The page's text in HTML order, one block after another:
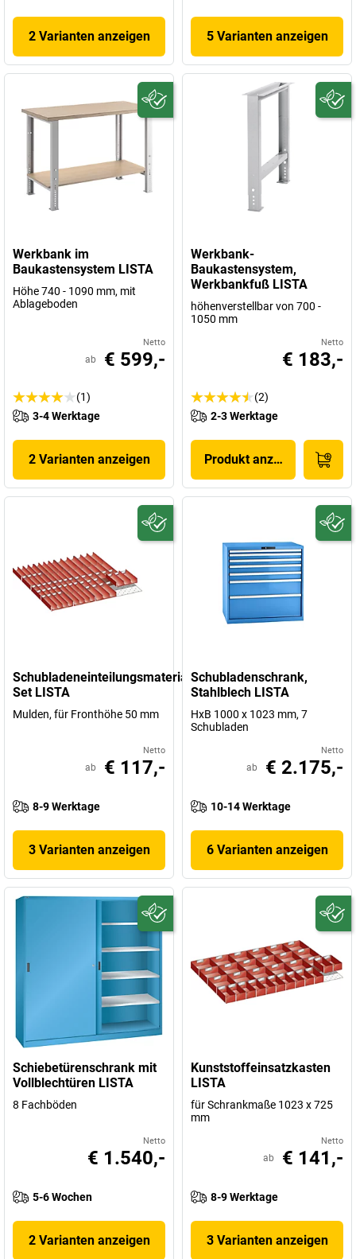
2 Varianten anzeigen 5 Varianten anzeigen
Werkbank im
Baukastensystem LISTA
Höhe 740 - 1090 mm, mit
Ablageboden
Netto
ab € 599,-
(1)
3-4 Werktage
2 Varianten anzeigen
Werkbank-
Baukastensystem,
Werkbankfuß LISTA
höhenverstellbar von 700 -
1050 mm
Netto
€ 183,-
(2)
2-3 Werktage
Produkt anzeigen
Schubladeneinteilungsmaterial-
Set LISTA
Mulden, für Fronthöhe 50 mm
Netto
ab € 117,-
8-9 Werktage
3 Varianten anzeigen
Schubladenschrank,
Stahlblech LISTA
HxB 1000 x 1023 mm, 7
Schubladen
Netto
ab € 2.175,-
10-14 Werktage
6 Varianten anzeigen
Schiebetürenschrank mit
Vollblechtüren LISTA
8 Fachböden
Netto
€ 1.540,-
5-6 Wochen
2 Varianten anzeigen
Kunststoffeinsatzkasten
LISTA
für Schrankmaße 1023 x 725
mm
Netto
ab € 141,-
8-9 Werktage
3 Varianten anzeigen